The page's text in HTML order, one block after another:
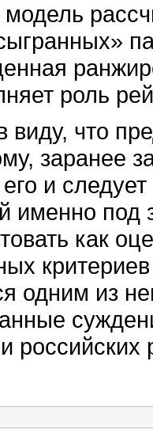
роль
виду, что
заранее
и
именно под
как
одним из
российских